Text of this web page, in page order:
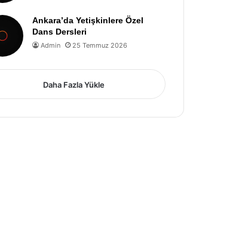
Ankara’da Yetişkinlere Özel
Dans Dersleri
Admin 25 Temmuz 2026
Daha Fazla Yükle